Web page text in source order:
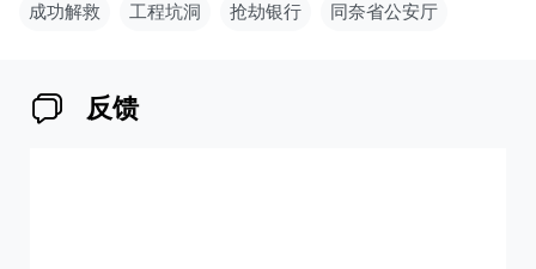
成功解救 工程坑洞 抢劫银行 同奈省公安厅
反馈